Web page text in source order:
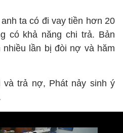
ta có đi vay tiền hơn 20
có khả năng chi trả. Bản
lần bị đòi nợ và hăm
và trả nợ, Phát nảy sinh ý